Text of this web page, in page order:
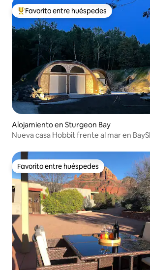
Favorito entre huéspedes preferido
Favorito entre huéspedes
Alojamiento en Sturgeon Bay
Nueva casa Hobbit frente al mar en
Favorito entre huéspedes
Favorito entre huéspedes